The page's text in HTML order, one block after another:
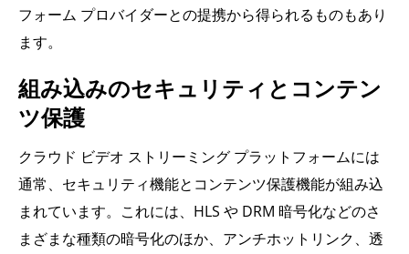
フォーム プロバイダーとの提携から得られるものもあり
ます。
組み込みのセキュリティとコンテン
ツ保護
クラウド ビデオ ストリーミング プラットフォームには
通常、セキュリティ機能とコンテンツ保護機能が組み込
まれています。これには、HLS や DRM 暗号化などのさ
まざまな種類の暗号化のほか、アンチホットリンク、透